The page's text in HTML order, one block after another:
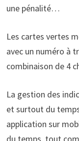
une pénalité…
Les cartes vertes
avec un numéro à
combinaison de 4
La gestion des
et surtout du
application sur